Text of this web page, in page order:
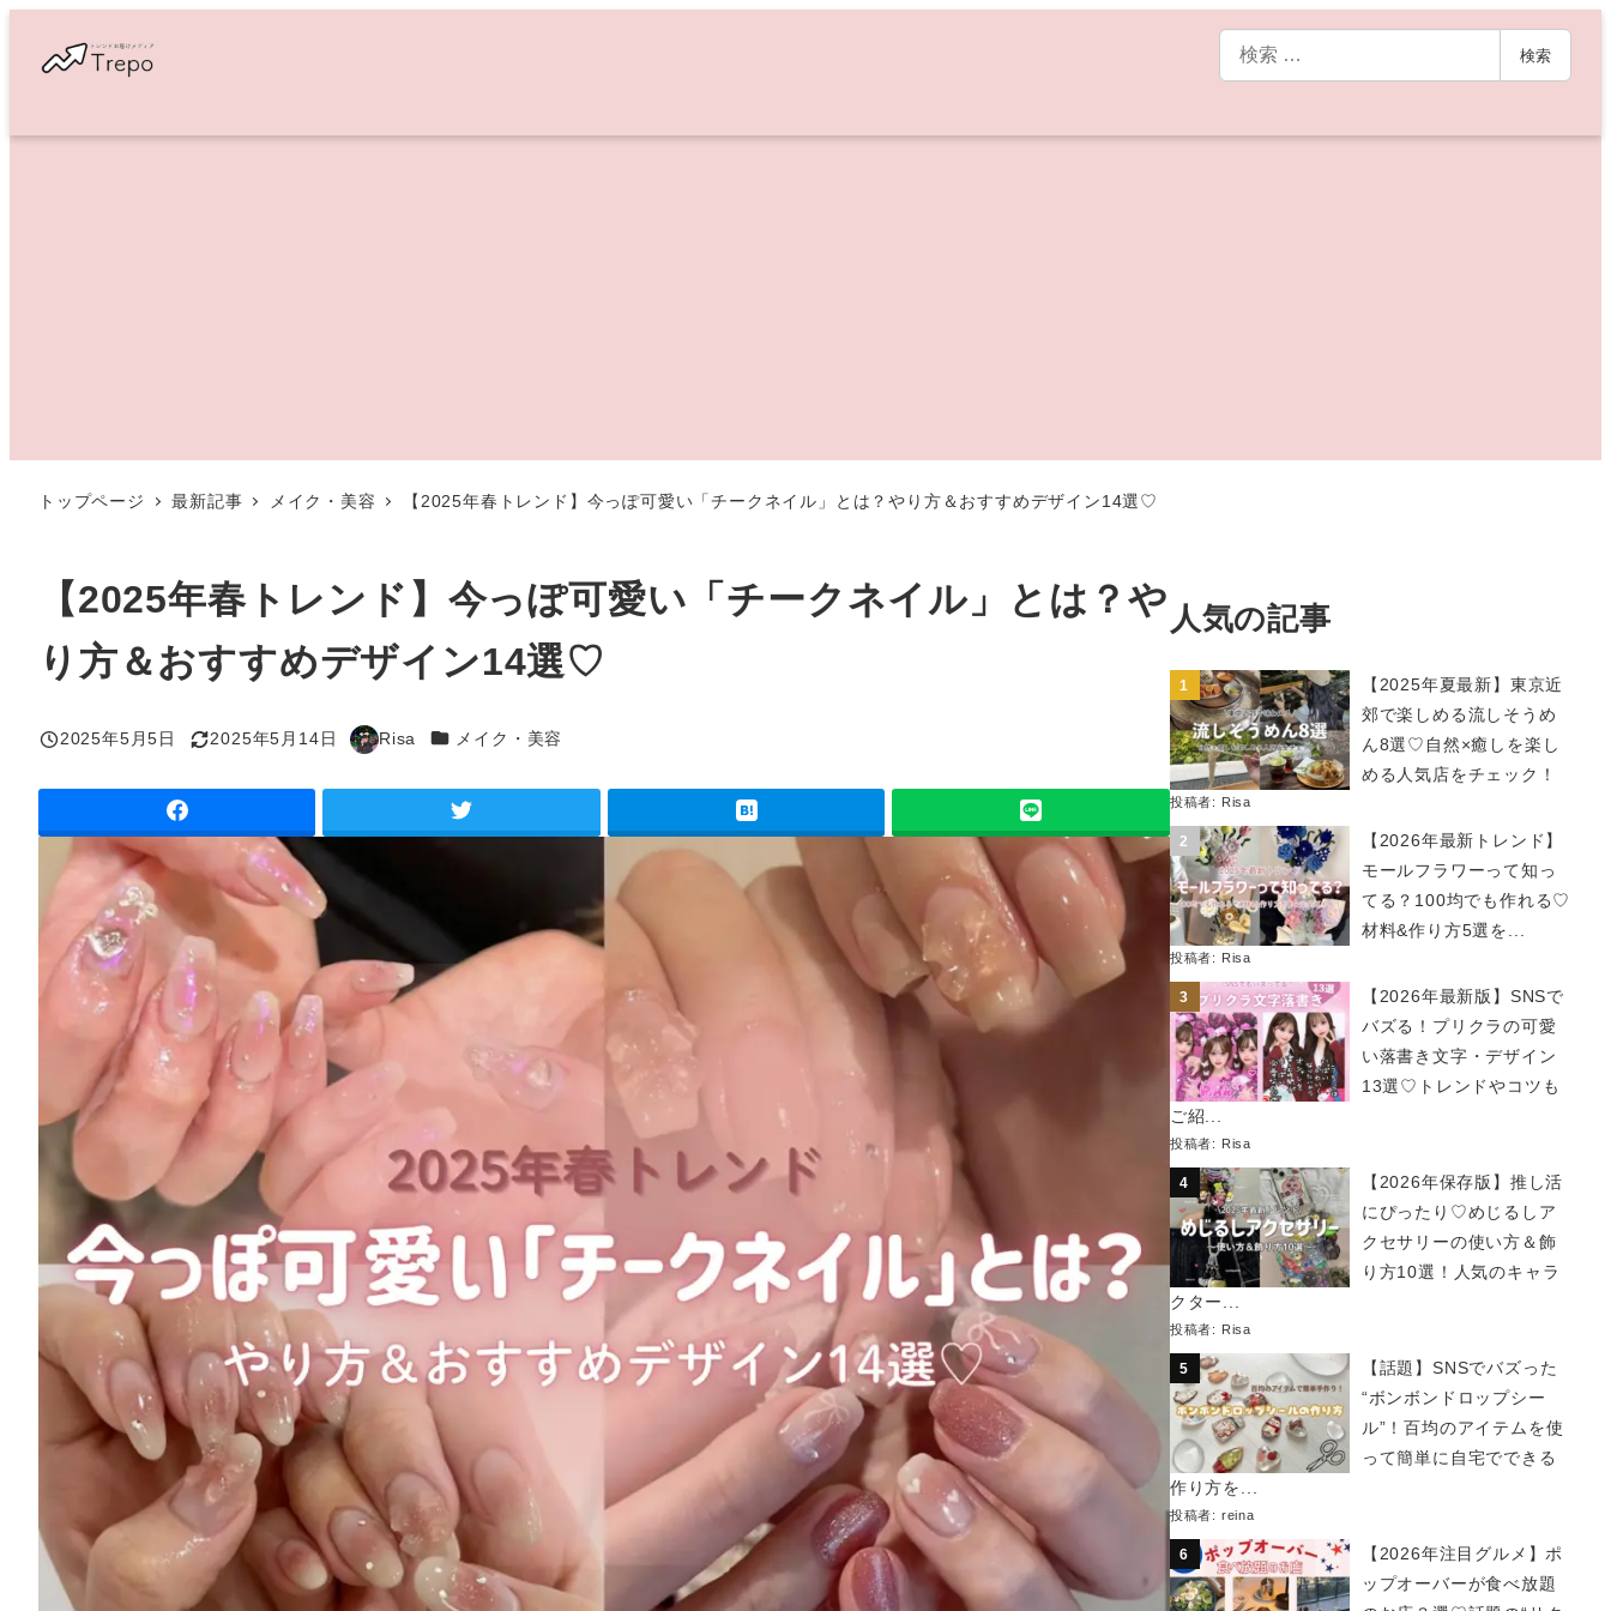
索
検索
トップページ 最新記事 メイク・美容 【2025年春トレンド】今っぽ可愛い「チークネイル」とは？やり方＆おすすめデザイン14選♡
【2025年春トレンド】今っぽ可愛い「チークネイル」とは？や
り方＆おすすめデザイン14選♡
投稿日
2025年5月5日
更新日
2025年5月14日
著
Risa カテゴリー
メイク・美容
人気の記事
【2025年夏最新】東京近
郊で楽しめる流しそうめ
ん8選♡自然×癒しを楽し
める人気店をチェック！
投稿者: Risa
【2026年最新トレンド】
モールフラワーって知っ
てる？100均でも作れる♡
材料&作り方5選を...
投稿者: Risa
【2026年最新版】SNSで
バズる！プリクラの可愛
い落書き文字・デザイン
13選♡トレンドやコツも
ご紹...
投稿者: Risa
【2026年保存版】推し活
にぴったり♡めじるしア
クセサリーの使い方＆飾
り方10選！人気のキャラ
クター...
投稿者: Risa
【話題】SNSでバズった
“ボンボンドロップシー
ル”！百均のアイテムを使
って簡単に自宅でできる
作り方を...
投稿者: reina
【2026年注目グルメ】ポ
ップオーバーが食べ放題